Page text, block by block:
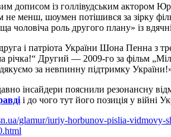
дописом із голлівудським актором
не менш, шоумен потішився за зірку
чоловіча роль другого плану» із
і патріота України Шона Пенна з
річка!“ Другий — 2009-го за фільм
за невпинну підтримку
інсайдери пояснили резонансну
і до чого тут його позиція у війні
glamur/iuriy-horbunov-pislia-vidmovy-